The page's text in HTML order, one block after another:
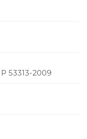
53313-2009